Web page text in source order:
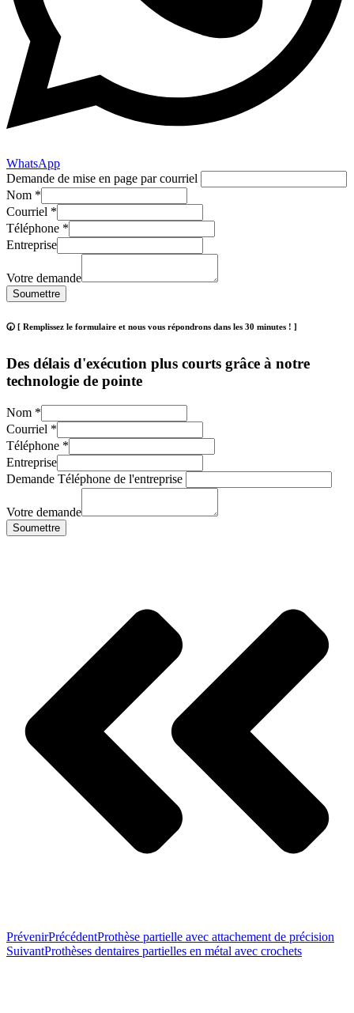
WhatsApp
Demande de mise en page par courriel
Nom *
Courriel *
Téléphone *
Entreprise
Votre demande
Soumettre
🕢 [ Remplissez le formulaire et nous vous répondrons dans les 30 minutes ! ]
Des délais d'exécution plus courts grâce à notre
technologie de pointe
Nom *
Courriel *
Téléphone *
Entreprise
Demande Téléphone de l'entreprise
Votre demande
Soumettre
PrévenirPrécédentProthèse partielle avec attachement de précision
SuivantProthèses dentaires partielles en métal avec crochets